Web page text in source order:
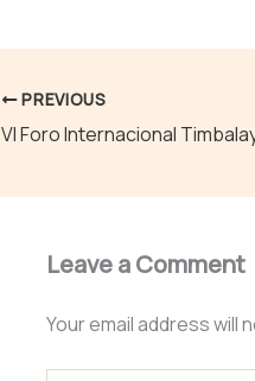
PREVIOUS
VI Foro Internacional
Leave a Comment
Your email address will